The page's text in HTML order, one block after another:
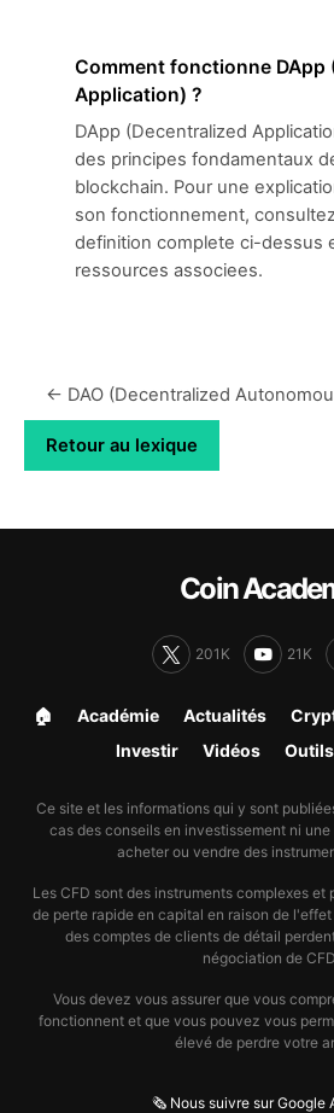
Comment fonctionne DApp
Application) ?
DApp (Decentralized
des principes fondamentaux
blockchain. Pour une
son fonctionnement,
definition complete ci-dessus
ressources associees.
← DAO (Decentralized
Retour au lexique
Coin
201K 21K
🏠︎ Académie Actualités
Investir Vidéos Outils
Ce site et les informations qui y sont
cas des conseils en investissement ni
acheter ou vendre des
Les CFD sont des instruments complexes
de perte rapide en capital en raison de l'effet
des comptes de clients de détail
négociation de
Vous devez vous assurer que vous
fonctionnent et que vous pouvez vous
élevé de perdre votre
🗞️ Nous suivre sur Google